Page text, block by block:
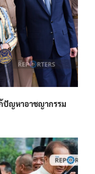
ปัญหาอาชญากรรม